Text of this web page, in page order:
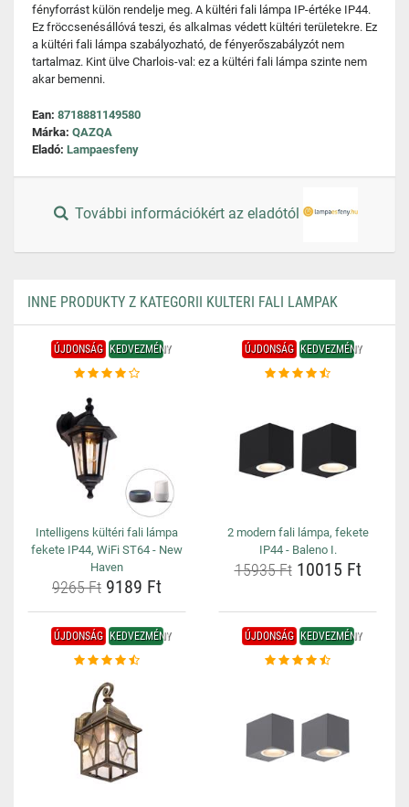
fényforrást külön rendelje meg. A kültéri fali lámpa IP-értéke IP44.
Ez fröccsenésállóvá teszi, és alkalmas védett kültéri területekre. Ez
a kültéri fali lámpa szabályozható, de fényerőszabályzót nem
tartalmaz. Kint ülve Charlois-val: ez a kültéri fali lámpa szinte nem
akar bemenni.
Ean: 8718881149580
Márka: QAZQA
Eladó: Lampaesfeny
További információkért az eladótól
INNE PRODUKTY Z KATEGORII KULTERI FALI LAMPAK
ÚJDONSÁG KEDVEZMÉNY
Intelligens kültéri fali lámpa
fekete IP44, WiFi ST64 - New
Haven
9265 Ft 9189 Ft
ÚJDONSÁG KEDVEZMÉNY
2 modern fali lámpa, fekete
IP44 - Baleno I.
15935 Ft10015 Ft
ÚJDONSÁG KEDVEZMÉNY ÚJDONSÁG KEDVEZMÉNY